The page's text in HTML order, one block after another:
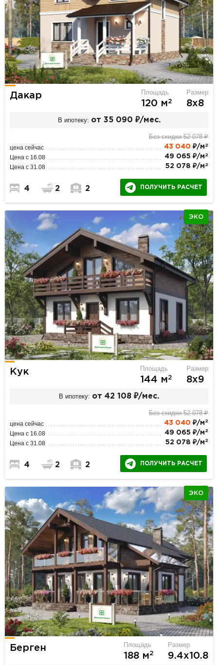
Дакар Площадь
120 м2
Размер
8х8
В ипотеку: от 35 090 ₽/мес.
Без скидки 52 078 ₽
цена сейчас 43 040 ₽/м 2
Цена с 16.08 49 065 ₽/м 2
Цена с 31.08 52 078 ₽/м 2
4 2 2 ПОЛУЧИТЬ РАСЧЕТ
ЭКО
Кук Площадь
144 м2
Размер
8х9
В ипотеку: от 42 108 ₽/мес.
Без скидки 52 078 ₽
цена сейчас 43 040 ₽/м 2
Цена с 16.08 49 065 ₽/м 2
Цена с 31.08 52 078 ₽/м 2
4 2 2 ПОЛУЧИТЬ РАСЧЕТ
ЭКО
Берген Площадь
188 м2
Размер
9.4х10.8